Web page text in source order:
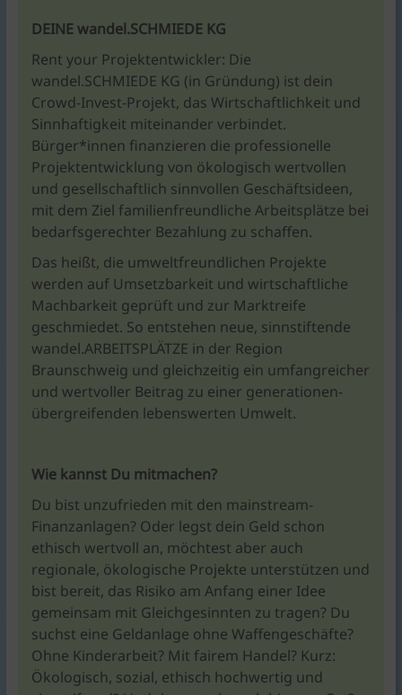
DEINE wandel.SCHMIEDE KG
Rent your Projektentwickler: Die
wandel.SCHMIEDE KG (in Gründung) ist dein
Crowd-Invest-Projekt, das Wirtschaftlichkeit und
Sinnhaftigkeit miteinander verbindet.
Bürger*innen finanzieren die professionelle
Projektentwicklung von ökologisch wertvollen
und gesellschaftlich sinnvollen Geschäftsideen,
mit dem Ziel familienfreundliche Arbeitsplätze bei
bedarfsgerechter Bezahlung zu schaffen.
Das heißt, die umweltfreundlichen Projekte
werden auf Umsetzbarkeit und wirtschaftliche
Machbarkeit geprüft und zur Marktreife
geschmiedet. So entstehen neue, sinnstiftende
wandel.ARBEITSPLÄTZE in der Region
Braunschweig und gleichzeitig ein umfangreicher
und wertvoller Beitrag zu einer generationen­
über­greifenden lebenswerten Umwelt.
Wie kannst Du mitmachen?
Du bist unzufrieden mit den mainstream-
Finanzanlagen? Oder legst dein Geld schon
ethisch wertvoll an, möchtest aber auch
regionale, ökologische Projekte unterstützen und
bist bereit, das Risiko am Anfang einer Idee
gemeinsam mit Gleichgesinnten zu tragen? Du
suchst eine Geldanlage ohne Waffengeschäfte?
Ohne Kinderarbeit? Mit fairem Handel? Kurz:
Ökologisch, sozial, ethisch hochwertig und